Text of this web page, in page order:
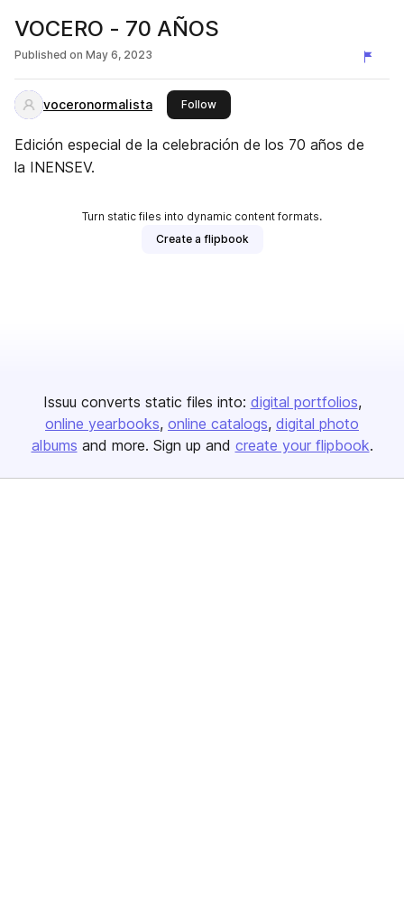
VOCERO - 70 AÑOS
Published on May 6, 2023
voceronormalista Followthis publisher
Edición especial de la celebración de los 70 años de
la INENSEV.
Turn static files into dynamic content formats.
Create a flipbook
Issuu converts static files into: digital portfolios
online yearbooks online catalogs digital photo
albums and more. Sign up and create your flipbook.